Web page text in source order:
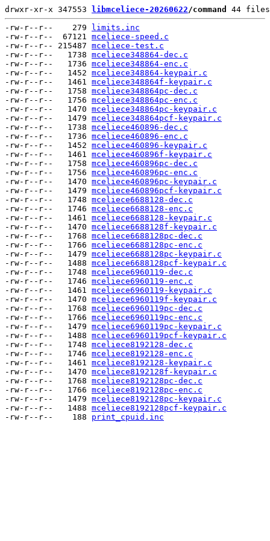
drwxr-xr-x 347553 libmceliece-20260622/command
44
-rw-r--r--    279
limits.inc
-rw-r--r--  67121 mceliece-speed.c
-rw-r--r-- 215487 mceliece-test.c
-rw-r--r--   1738 mceliece348864-dec.c
-rw-r--r--   1736 mceliece348864-enc.c
-rw-r--r--   1452 mceliece348864-keypair.c
-rw-r--r--   1461 mceliece348864f-keypair.c
-rw-r--r--   1758 mceliece348864pc-dec.c
-rw-r--r--   1756 mceliece348864pc-enc.c
-rw-r--r--   1470 mceliece348864pc-keypair.c
-rw-r--r--   1479 mceliece348864pcf-keypair.c
-rw-r--r--   1738 mceliece460896-dec.c
-rw-r--r--   1736 mceliece460896-enc.c
-rw-r--r--   1452 mceliece460896-keypair.c
-rw-r--r--   1461 mceliece460896f-keypair.c
-rw-r--r--   1758 mceliece460896pc-dec.c
-rw-r--r--   1756 mceliece460896pc-enc.c
-rw-r--r--   1470 mceliece460896pc-keypair.c
-rw-r--r--   1479 mceliece460896pcf-keypair.c
-rw-r--r--   1748 mceliece6688128-dec.c
-rw-r--r--   1746 mceliece6688128-enc.c
-rw-r--r--   1461 mceliece6688128-keypair.c
-rw-r--r--   1470 mceliece6688128f-keypair.c
-rw-r--r--   1768 mceliece6688128pc-dec.c
-rw-r--r--   1766 mceliece6688128pc-enc.c
-rw-r--r--   1479 mceliece6688128pc-keypair.c
-rw-r--r--   1488 mceliece6688128pcf-keypair.c
-rw-r--r--   1748 mceliece6960119-dec.c
-rw-r--r--   1746 mceliece6960119-enc.c
-rw-r--r--   1461 mceliece6960119-keypair.c
-rw-r--r--   1470 mceliece6960119f-keypair.c
-rw-r--r--   1768 mceliece6960119pc-dec.c
-rw-r--r--   1766 mceliece6960119pc-enc.c
-rw-r--r--   1479 mceliece6960119pc-keypair.c
-rw-r--r--   1488 mceliece6960119pcf-keypair.c
-rw-r--r--   1748 mceliece8192128-dec.c
-rw-r--r--   1746 mceliece8192128-enc.c
-rw-r--r--   1461 mceliece8192128-keypair.c
-rw-r--r--   1470 mceliece8192128f-keypair.c
-rw-r--r--   1768 mceliece8192128pc-dec.c
-rw-r--r--   1766 mceliece8192128pc-enc.c
-rw-r--r--   1479 mceliece8192128pc-keypair.c
-rw-r--r--   1488 mceliece8192128pcf-keypair.c
-rw-r--r--    188 print_cpuid.inc